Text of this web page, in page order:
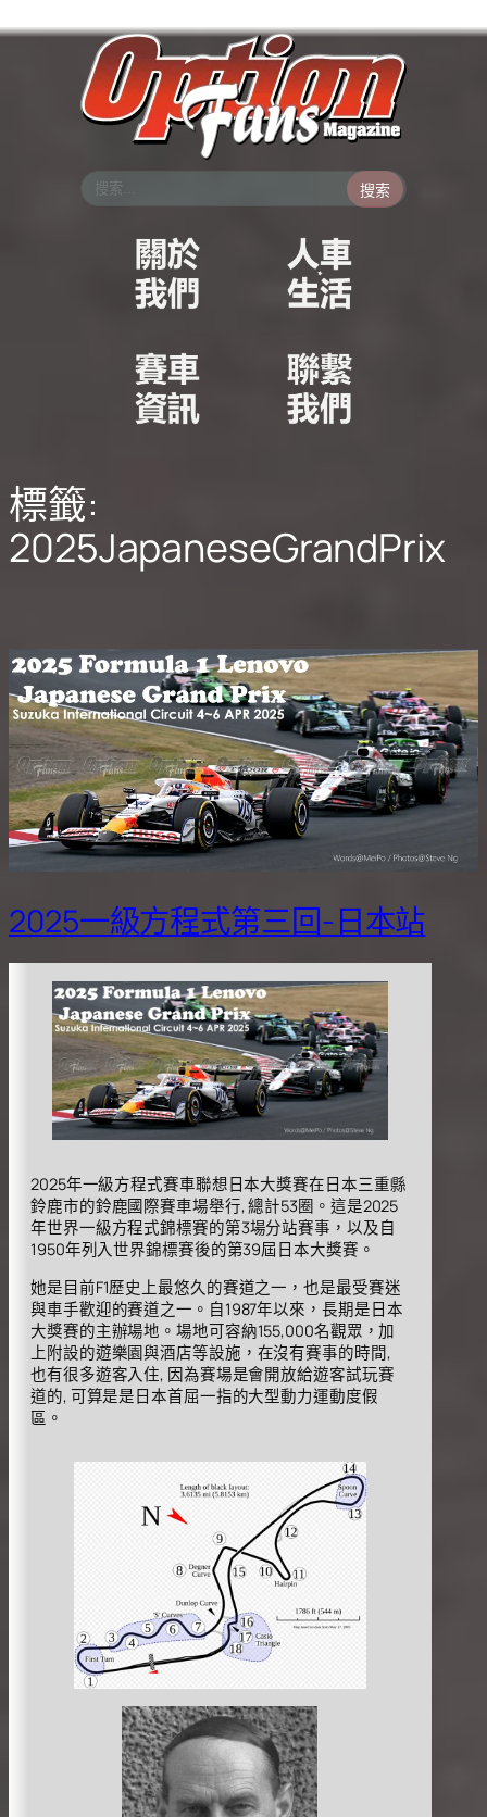
跳
搜索
標籤:
2025JapaneseGrandPrix
2025一級方程式第三回-日本站
2025年一級方程式賽車聯想日本大獎賽在日本三重縣
鈴鹿市的鈴鹿國際賽車場舉行, 總計53圈。這是2025
年世界一級方程式錦標賽的第3場分站賽事，以及自
1950年列入世界錦標賽後的第39屆日本大獎賽。
她是目前F1歷史上最悠久的賽道之一，也是最受賽迷
與車手歡迎的賽道之一。自1987年以來，長期是日本
大獎賽的主辦場地。場地可容納155,000名觀眾，加
上附設的遊樂園與酒店等設施，在沒有賽事的時間,
也有很多遊客入住, 因為賽場是會開放給遊客試玩賽
道的, 可算是是日本首屈一指的大型動力運動度假
區。